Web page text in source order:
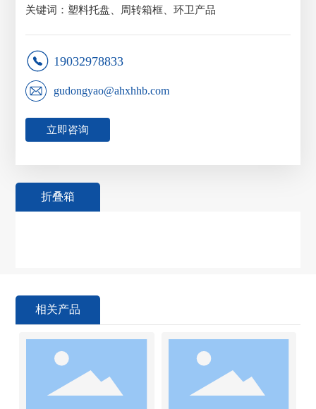
关键词：塑料托盘、周转箱框、环卫产品
19032978833
gudongyao@ahxhhb.com
立即咨询
折叠箱
相关产品